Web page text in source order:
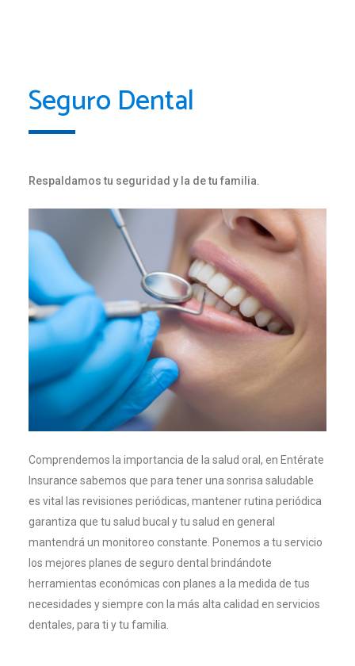
Seguro Dental
Respaldamos tu seguridad y la de tu familia.
Comprendemos la importancia de la salud oral, en Entérate
Insurance sabemos que para tener una sonrisa saludable
es vital las revisiones periódicas, mantener rutina periódica
garantiza que tu salud bucal y tu salud en general
mantendrá un monitoreo constante. Ponemos a tu servicio
los mejores planes de seguro dental brindándote
herramientas económicas con planes a la medida de tus
necesidades y siempre con la más alta calidad en servicios
dentales, para ti y tu familia.